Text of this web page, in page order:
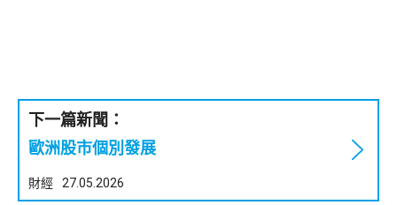
下一篇新聞：
歐洲股市個別發展
財經 27.05.2026